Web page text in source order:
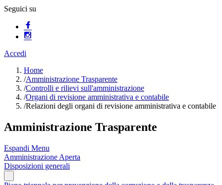
Seguici su
Accedi
Home
/Amministrazione Trasparente
/Controlli e rilievi sull'amministrazione
/Organi di revisione amministrativa e contabile
/Relazioni degli organi di revisione amministrativa e contabile
Amministrazione Trasparente
Espandi Menu
Amministrazione Aperta
Disposizioni generali